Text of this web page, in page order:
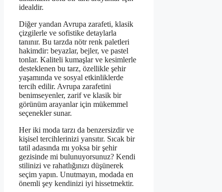
idealdir.
Diğer yandan Avrupa zarafeti, klasik
çizgilerle ve sofistike detaylarla
tanınır. Bu tarzda nötr renk paletleri
hakimdir: beyazlar, bejler, ve pastel
tonlar. Kaliteli kumaşlar ve kesimlerle
desteklenen bu tarz, özellikle şehir
yaşamında ve sosyal etkinliklerde
tercih edilir. Avrupa zarafetini
benimseyenler, zarif ve klasik bir
görünüm arayanlar için mükemmel
seçenekler sunar.
Her iki moda tarzı da benzersizdir ve
kişisel tercihlerinizi yansıtır. Sıcak bir
tatil adasında mı yoksa bir şehir
gezisinde mi bulunuyorsunuz? Kendi
stilinizi ve rahatlığınızı düşünerek
seçim yapın. Unutmayın, modada en
önemli şey kendinizi iyi hissetmektir.